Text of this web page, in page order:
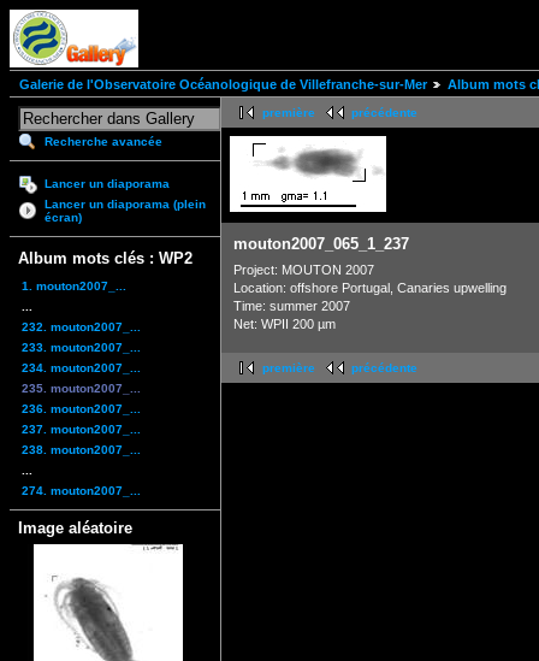
Galerie de l'Observatoire Océanologique de Villefranche-sur-Mer Album mots
Recherche avancée
Lancer un diaporama
Lancer un diaporama (plein
écran)
Album mots clés : WP2
1. mouton2007_...
232. mouton2007_...
233. mouton2007_...
234. mouton2007_...
235. mouton2007_...
236. mouton2007_...
237. mouton2007_...
238. mouton2007_...
274. mouton2007_...
Image aléatoire
première précédente
mouton2007_065_1_237
Project: MOUTON 2007
Location: offshore Portugal, Canaries upwelling
Time: summer 2007
Net: WPII 200 µm
première précédente